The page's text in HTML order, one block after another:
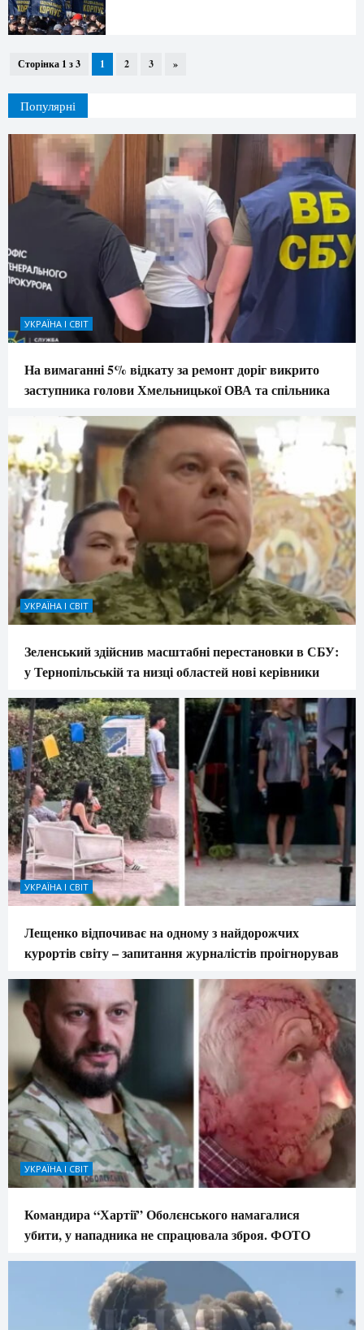
Сторінка 1 з 3 1 2 3 »
Популярні
УКРАЇНА І СВІТ
На вимаганні 5% відкату за ремонт доріг викрито
заступника голови Хмельницької ОВА та спільника
УКРАЇНА І СВІТ
Зеленський здійснив масштабні перестановки в СБУ:
у Тернопільській та низці областей нові керівники
УКРАЇНА І СВІТ
Лещенко відпочиває на одному з найдорожчих
курортів світу – запитання журналістів проігнорував
УКРАЇНА І СВІТ
Командира “Хартії” Оболєнського намагалися
убити, у нападника не спрацювала зброя. ФОТО